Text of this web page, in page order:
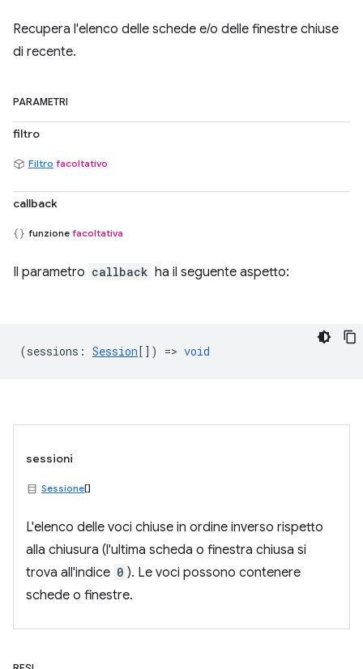
Recupera l'elenco delle schede e/o delle finestre chiuse
di recente.
PARAMETRI
filtro
Filtro facoltativo
callback
funzione facoltativa
Il parametro callback ha il seguente aspetto:
(sessions : Session[]) => void
sessioni
Sessione[]
L'elenco delle voci chiuse in ordine inverso rispetto
alla chiusura (l'ultima scheda o finestra chiusa si
trova all'indice 0 ). Le voci possono contenere
schede o finestre.